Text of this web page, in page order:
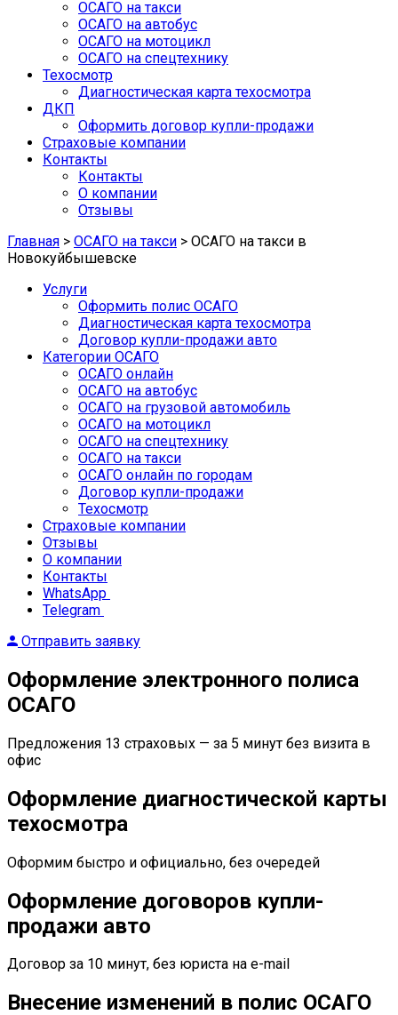
ОСАГО на такси
ОСАГО на автобус
ОСАГО на мотоцикл
ОСАГО на спецтехнику
Техосмотр
Диагностическая карта техосмотра
ДКП
Оформить договор купли-продажи
Страховые компании
Контакты
Контакты
О компании
Отзывы
Главная > ОСАГО на такси > ОСАГО на такси в
Новокуйбышевске
Услуги
Оформить полис ОСАГО
Диагностическая карта техосмотра
Договор купли-продажи авто
Категории ОСАГО
ОСАГО онлайн
ОСАГО на автобус
ОСАГО на грузовой автомобиль
ОСАГО на мотоцикл
ОСАГО на спецтехнику
ОСАГО на такси
ОСАГО онлайн по городам
Договор купли-продажи
Техосмотр
Страховые компании
Отзывы
О компании
Контакты
WhatsApp
Telegram
Отправить заявку
Оформление электронного полиса
ОСАГО
Предложения 13 страховых — за 5 минут без визита в
офис
Оформление диагностической карты
техосмотра
Оформим быстро и официально, без очередей
Оформление договоров купли-
продажи авто
Договор за 10 минут, без юриста на e-mail
Внесение изменений в полис ОСАГО